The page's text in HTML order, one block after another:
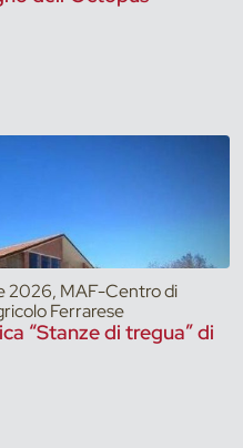
2026, MAF-Centro di
Ferrarese
“Stanze di tregua” di